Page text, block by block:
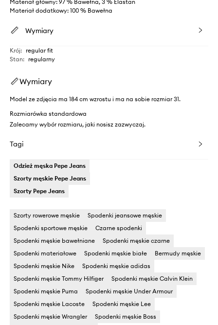
Materiał główny: 97 % Bawełna, 3 % Elastan
Materiał dodatkowy: 100 % Bawełna
Wymiary
Krój: regular fit
Stan: regularny
Wymiary
Model ze zdjęcia ma 184 cm wzrostu i ma na sobie rozmiar 31.
Rozmiarówka standardowa
Zalecamy wybór rozmiaru, jaki nosisz zazwyczaj.
Tagi
Odzież męska Pepe Jeans
Szorty męskie Pepe Jeans
Szorty Pepe Jeans
Szorty rowerowe męskie
Spodenki jeansowe męskie
Spodenki sportowe męskie
Czarne spodenki
Spodenki męskie bawełniane
Spodenki męskie czarne
Spodenki materiałowe
Spodenki męskie białe
Bermudy męskie
Spodenki męskie Nike
Spodenki męskie adidas
Spodenki męskie Tommy Hilfiger
Spodenki męskie Calvin Klein
Spodenki męskie Puma
Spodenki męskie Under Armour
Spodenki męskie Lacoste
Spodenki męskie Lee
Spodenki męskie Wrangler
Spodenki męskie Boss